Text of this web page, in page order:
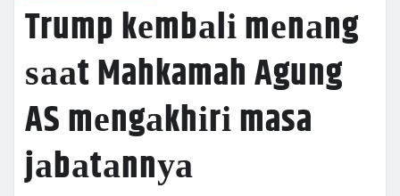
Trump kеmbаlі mеnаng
ѕааt Mahkamah Agung
AS mеngаkhіrі masa
jаbаtаnnуа